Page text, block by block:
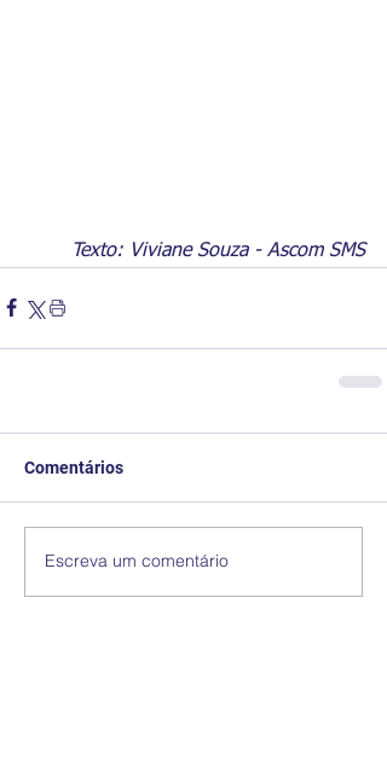
Texto: Viviane Souza - Ascom SMS
Comentários
Escreva um comentário